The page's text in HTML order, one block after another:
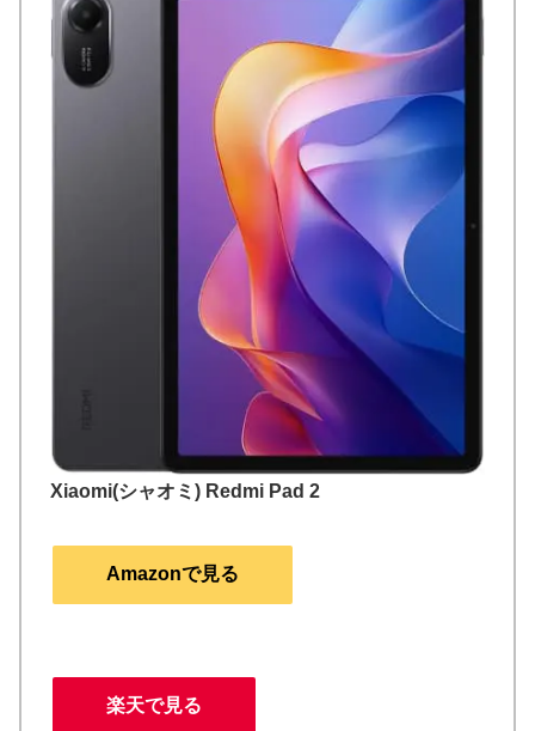
Xiaomi(シャオミ) Redmi Pad 2
Amazonで見る
楽天で見る